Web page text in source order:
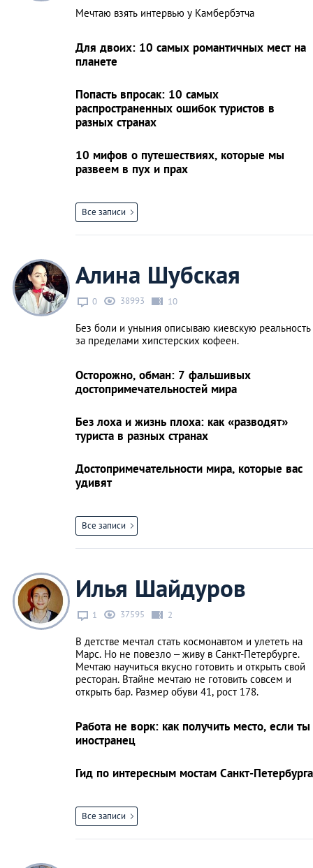
Мечтаю взять интервью у Камбербэтча
Для двоих: 10 самых романтичных мест на
планете
Попасть впросак: 10 самых
распространенных ошибок туристов в
разных странах
10 мифов о путешествиях, которые мы
развеем в пух и прах
Все записи
Алина Шубская
0 38993 10
Без боли и уныния описываю киевскую реальность
за пределами хипстерских кофеен.
Осторожно, обман: 7 фальшивых
достопримечательностей мира
Без лоха и жизнь плоха: как «разводят»
туриста в разных странах
Достопримечательности мира, которые вас
удивят
Все записи
Илья Шайдуров
1 37595 2
В детстве мечтал стать космонавтом и улететь на
Марс. Но не повезло – живу в Санкт-Петербурге.
Мечтаю научиться вкусно готовить и открыть свой
ресторан. Втайне мечтаю не готовить совсем и
открыть бар. Размер обуви 41, рост 178.
Работа не ворк: как получить место, если ты
иностранец
Гид по интересным мостам Санкт-Петербурга
Все записи